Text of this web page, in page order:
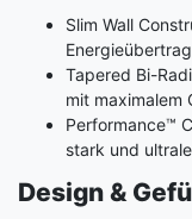
Slim Wall
Tapered Bi-
mit maximalem
Performance™
stark und
Design &